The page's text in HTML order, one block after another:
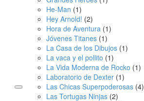
He-Man (1)
Hey Arnold! (2)
Hora de Aventura (1)
Jóvenes Titanes (1)
La Casa de los Dibujos (1)
La vaca y el pollito (1)
La Vida Moderna de Rocko (1)
Laboratorio de Dexter (1)
Las Chicas Superpoderosas (4)
Las Tortugas Ninjas (2)